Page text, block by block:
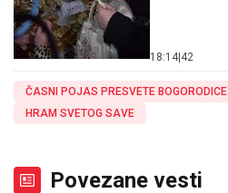
18:14 42
ČASNI POJAS PRESVETE BOGORODICE
HRAM SVETOG SAVE
Povezane vesti